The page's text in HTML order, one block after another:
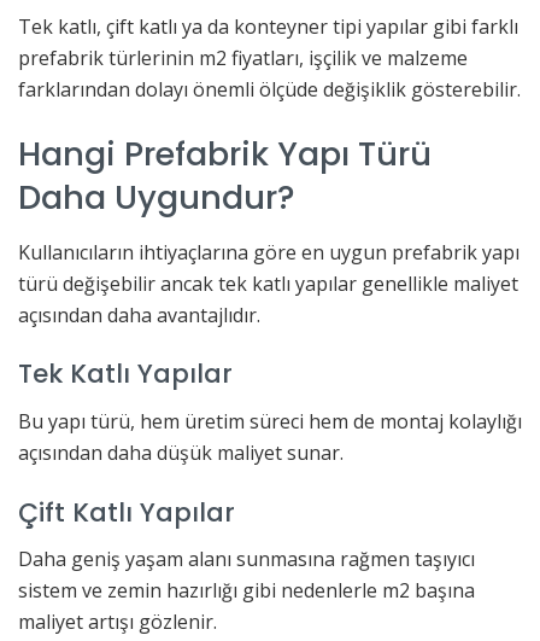
Tek katlı, çift katlı ya da konteyner tipi yapılar gibi farklı
prefabrik türlerinin m2 fiyatları, işçilik ve malzeme
farklarından dolayı önemli ölçüde değişiklik gösterebilir.
Hangi Prefabrik Yapı Türü
Daha Uygundur?
Kullanıcıların ihtiyaçlarına göre en uygun prefabrik yapı
türü değişebilir ancak tek katlı yapılar genellikle maliyet
açısından daha avantajlıdır.
Tek Katlı Yapılar
Bu yapı türü, hem üretim süreci hem de montaj kolaylığı
açısından daha düşük maliyet sunar.
Çift Katlı Yapılar
Daha geniş yaşam alanı sunmasına rağmen taşıyıcı
sistem ve zemin hazırlığı gibi nedenlerle m2 başına
maliyet artışı gözlenir.